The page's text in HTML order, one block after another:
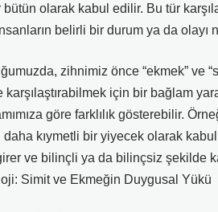
olarak kabul edilir. Bu tür
belirli bir durum ya da olayı
zihnimiz önce “ekmek” ve
için bir bağlam
göre farklılık gösterebilir.
kıymetli bir yiyecek olarak
ve bilinçli ya da bilinçsiz şekilde
Simit ve Ekmeğin Duygusal Yükü